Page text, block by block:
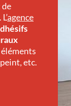
de
agence
etc.